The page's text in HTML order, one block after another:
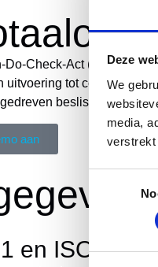
Deze
We
media,
verstrekt
Do-Check-Act ( PDCA)
uitvoering tot controle en
beslissingen
aan
en ISO